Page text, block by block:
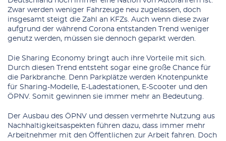
Zwar werden weniger Fahrzeuge neu zugelassen, doch
insgesamt steigt die Zahl an KFZs. Auch wenn diese zwar
aufgrund der während Corona entstanden Trend weniger
genutz werden, müssen sie dennoch geparkt werden.
Die Sharing Economy bringt auch ihre Vorteile mit sich.
Durch diesen Trend entsteht sogar eine große Chance für
die Parkbranche. Denn Parkplätze werden Knotenpunkte
für Sharing-Modelle, E-Ladestationen, E-Scooter und den
ÖPNV. Somit gewinnen sie immer mehr an Bedeutung.
Der Ausbau des ÖPNV und dessen vermehrte Nutzung aus
Nachhaltigkeitsaspekten führen dazu, dass immer mehr
Arbeitnehmer mit den Öffentlichen zur Arbeit fahren. Doch